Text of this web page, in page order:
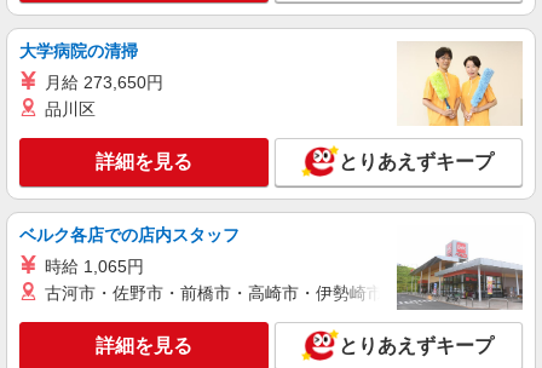
キープ 詳細を見る
パート
ツクイ花畑（デイサービス）
デイサービス 調理スタッフ（ミールケアクル
ー）
時給1,074円〜1,370円 ★土日祝日は時給100円
キープ 詳細を見る
パート
大学病院の清掃
月給 273,650円
品川区
詳細を見る とりあえずキープ
ベルク各店での店内スタッフ
時給 1,065円
古河市・佐野市・前橋市・高崎市・伊勢崎市・太田市・館林市
詳細を見る とりあえずキープ